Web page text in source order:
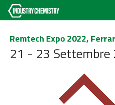
Remtech Expo 2022,
21 - 23 Settembre